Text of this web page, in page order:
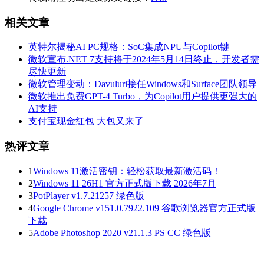
相关文章
英特尔揭秘AI PC规格：SoC集成NPU与Copilot键
微软宣布.NET 7支持将于2024年5月14日终止，开发者需
尽快更新
微软管理变动：Davuluri接任Windows和Surface团队领导
微软推出免费GPT-4 Turbo，为Copilot用户提供更强大的
AI支持
支付宝现金红包 大包又来了
热评文章
1Windows 11激活密钥：轻松获取最新激活码！
2Windows 11 26H1 官方正式版下载 2026年7月
3PotPlayer v1.7.21257 绿色版
4Google Chrome v151.0.7922.109 谷歌浏览器官方正式版
下载
5Adobe Photoshop 2020 v21.1.3 PS CC 绿色版